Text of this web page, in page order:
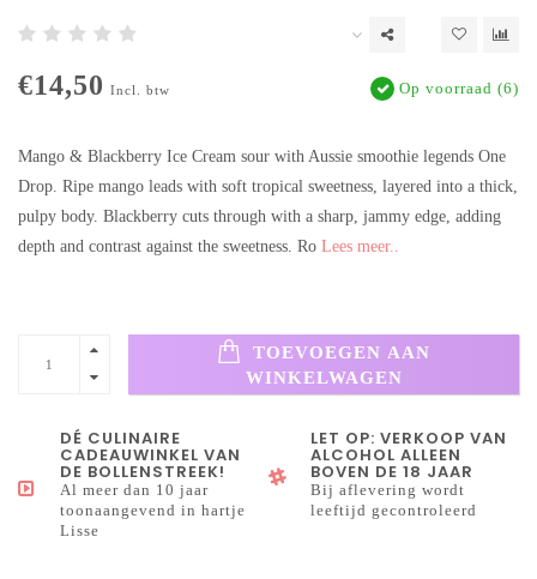
€14,50 Incl. btw Op voorraad (6)
Mango & Blackberry Ice Cream sour with Aussie smoothie legends One
Drop. Ripe mango leads with soft tropical sweetness, layered into a thick,
pulpy body. Blackberry cuts through with a sharp, jammy edge, adding
depth and contrast against the sweetness. Ro Lees meer..
TOEVOEGEN AAN
WINKELWAGEN
DÉ CULINAIRE
CADEAUWINKEL VAN
DE BOLLENSTREEK!
Al meer dan 10 jaar
toonaangevend in hartje
Lisse
LET OP: VERKOOP VAN
ALCOHOL ALLEEN
BOVEN DE 18 JAAR
Bij aflevering wordt
leeftijd gecontroleerd